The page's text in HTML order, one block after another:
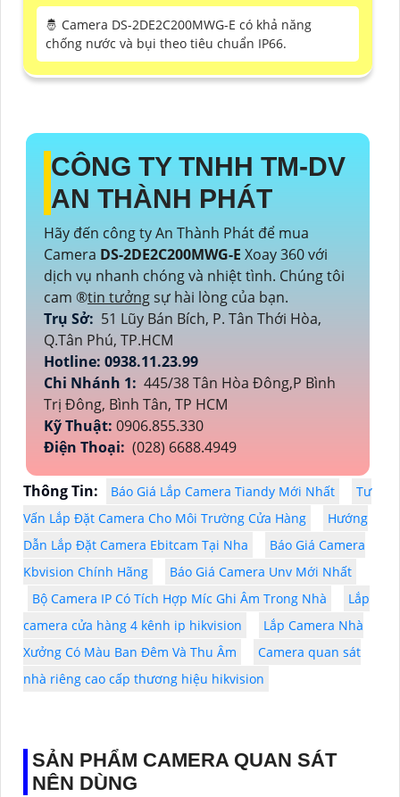
🤴 Camera DS-2DE2C200MWG-E có khả năng
chống nước và bụi theo tiêu chuẩn IP66.
CÔNG TY TNHH TM-DV
AN THÀNH PHÁT
Hãy đến công ty An Thành Phát để mua
Camera DS-2DE2C200MWG-E Xoay 360 với
dịch vụ nhanh chóng và nhiệt tình. Chúng tôi
cam ®️tin tưởngsự hài lòng của bạn.
Trụ Sở: 51 Lũy Bán Bích, P. Tân Thới Hòa,
Q.Tân Phú, TP.HCM
Hotline: 0938.11.23.99
Chi Nhánh 1: 445/38 Tân Hòa Đông,P Bình
Trị Đông, Bình Tân, TP HCM
Kỹ Thuật: 0906.855.330
Điện Thoại: (028) 6688.4949
Thông Tin: Báo Giá Lắp Camera Tiandy Mới Nhất
Tư
Vấn Lắp Đặt Camera Cho Môi Trường Cửa Hàng
Hướng
Dẫn Lắp Đặt Camera Ebitcam Tại Nha
Báo Giá Camera
Kbvision Chính Hãng
Báo Giá Camera Unv Mới Nhất
Bộ Camera IP Có Tích Hợp Míc Ghi Âm Trong Nhà
Lắp
camera cửa hàng 4 kênh ip hikvision
Lắp Camera Nhà
Xưởng Có Màu Ban Đêm Và Thu Âm
Camera quan sát
nhà riêng cao cấp thương hiệu hikvision
SẢN PHẨM CAMERA QUAN SÁT
NÊN DÙNG